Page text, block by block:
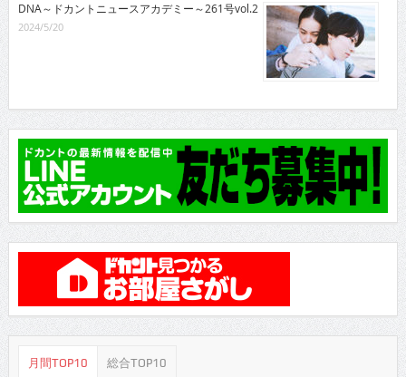
DNA～ドカントニュースアカデミー～261号vol.2
2024/5/20
月間TOP10 総合TOP10